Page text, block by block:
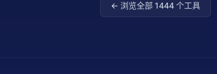
← 浏览全部 1444个工具